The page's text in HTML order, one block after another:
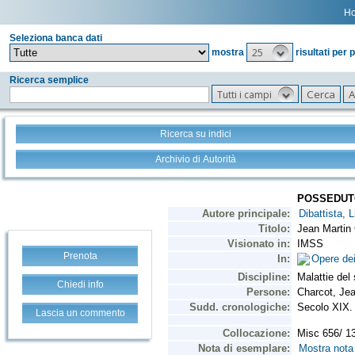
Seleziona banca dati
mostra
25 risultati per
Ricerca semplice
Tutti i campi
Ricerca su indici
Archivio di Autorità
Prenota
Chiedi info
Lascia un commento